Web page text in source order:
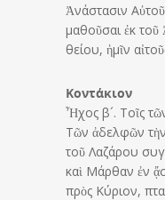
Ἀνάστασιν
μαθοῦσαι ἐκ
θείου, ἡμῖν
Κοντάκιον
Ἦχος β´. Τοῖς
Τῶν ἀδελφῶν
τοῦ Λαζάρου
καὶ Μάρθαν ἐν
πρὸς Κύριον,